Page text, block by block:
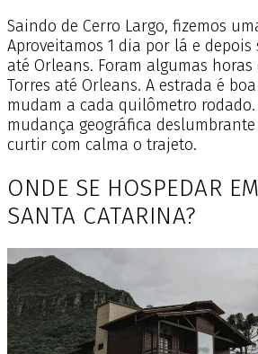
Saindo de Cerro Largo, fizemos
Aproveitamos 1 dia por lá e depois
até Orleans. Foram algumas horas
Torres até Orleans. A estrada é
mudam a cada quilômetro
mudança geográfica
curtir com calma o trajeto.
ONDE SE HOSPEDAR
SANTA CATARINA?